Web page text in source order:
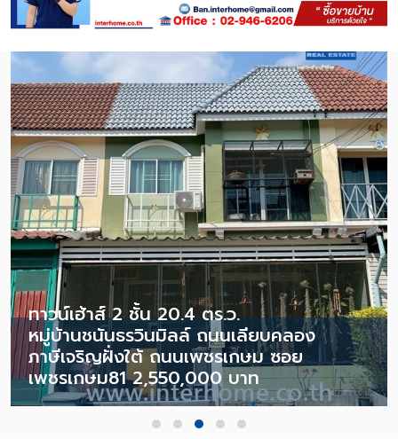
ทาวน์เฮ้าส์ 2 ชั้น 20.4 ตร.ว.
หมู่บ้านชนันธรวินมิลล์ ถนนเลียบคลอง
ภาษีเจริญฝั่งใต้ ถนนเพชรเกษม ซอย
เพชรเกษม81 2,550,000 บาท